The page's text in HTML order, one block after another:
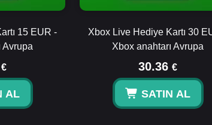
15 EUR -
Avrupa
€
AL
Xbox Live Hediye Kartı 30
Xbox anahtarı Avrupa
30.36 €
SATIN AL